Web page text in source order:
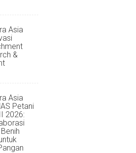
Asia
&
Asia
Petani
2026: